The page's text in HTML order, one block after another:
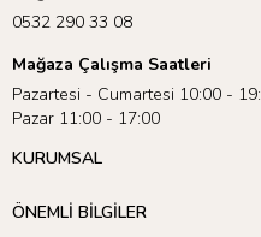
0532 290 33 08
Mağaza Çalışma Saatleri
Pazartesi - Cumartesi 10:00 -
Pazar 11:00 - 17:00
KURUMSAL
ÖNEMLİ BİLGİLER